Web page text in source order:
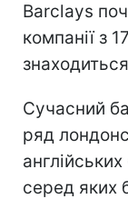
Barclays
компанії з
Сучасний
ряд
серед яких